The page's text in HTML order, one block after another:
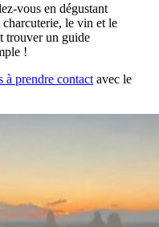
vous en dégustant
le vin et le
trouver un guide
!
à prendre contact avec le